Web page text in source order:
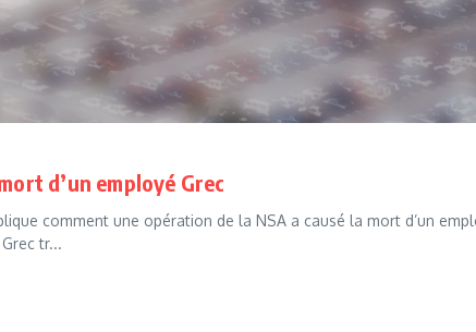
d’un employé Grec
comment une opération de la NSA a causé la mort d’un
tr...